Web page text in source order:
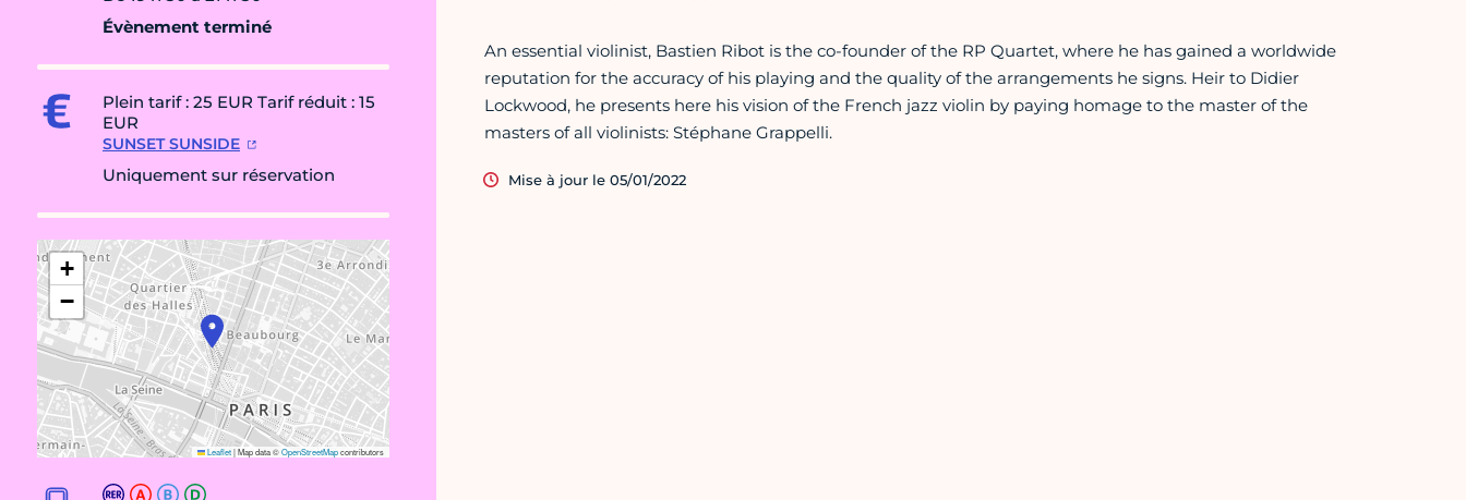
Évènement terminé
Plein tarif : 25 EUR Tarif réduit : 15
EUR
SUNSET SUNSIDE
Uniquement sur réservation
+
−
Leaflet|Map data ©OpenStreetMapcontributors
An essential violinist, Bastien Ribot is the co-founder of the RP Quartet, where he has gained a worldwide
reputation for the accuracy of his playing and the quality of the arrangements he signs. Heir to Didier
Lockwood, he presents here his vision of the French jazz violin by paying homage to the master of the
masters of all violinists: Stéphane Grappelli.
Mise à jour le 05/01/2022